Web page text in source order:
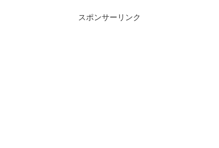
スポンサーリンク